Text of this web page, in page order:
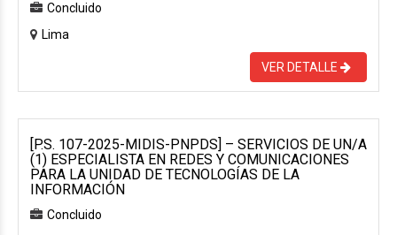
Concluido
Lima
VER DETALLE
[P.S. 107-2025-MIDIS-PNPDS] – SERVICIOS DE UN/A
(1) ESPECIALISTA EN REDES Y COMUNICACIONES
PARA LA UNIDAD DE TECNOLOGÍAS DE LA
INFORMACIÓN
Concluido